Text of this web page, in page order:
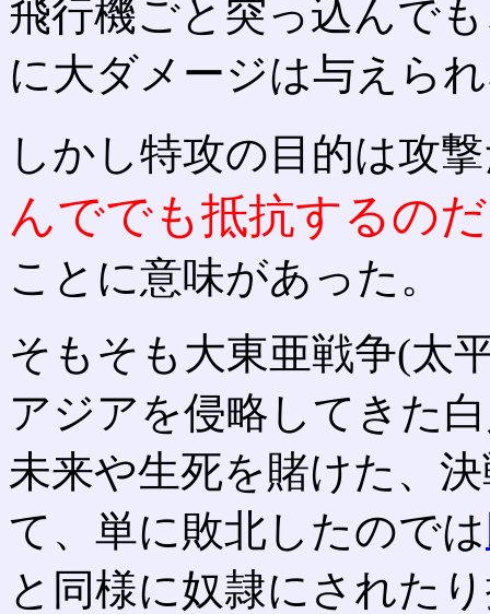
飛行機ごと突っ込んで
に大ダメージは与えら
しかし特攻の目的は攻
んででも抵抗するのだ
ことに意味があった。
そもそも大東亜戦争(太
アジアを侵略してきた
未来や生死を賭けた、
て、単に敗北したのでは
と同様に奴隷にされた